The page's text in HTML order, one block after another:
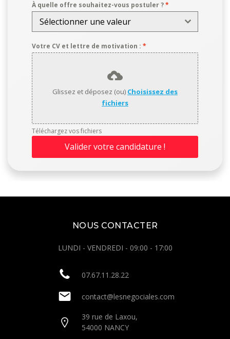
À quelle offre souhaitez-vous postuler ?*
Sélectionner une valeur
Votre CV et lettre de motivation : *
Glissez et déposez (ou) Choisissez des
fichiers
Téléchargez vos fichiers
Valider votre candidature !
NOUS CONTACTER
LUNDI - VENDREDI - 09:00 - 17:00
07.67.11.28.22
contact@lesnegociales.com
39 rue de Laxou,
54000 NANCY